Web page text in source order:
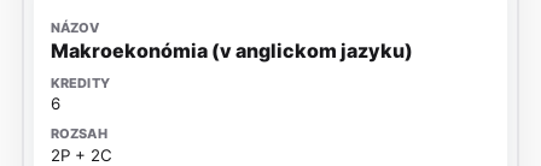
Makroekonómia (v anglickom jazyku)
6
2P + 2C